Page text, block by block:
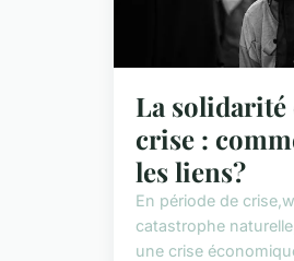
La solidarité
crise :
les liens?
En période de
catastrophe
une crise